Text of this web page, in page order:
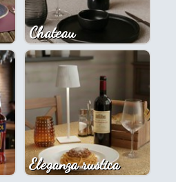
Chateau
Eleganza rustica